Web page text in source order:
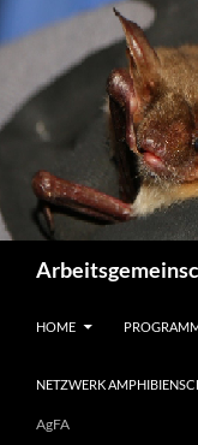
HOME
NETZWERK
AgFA